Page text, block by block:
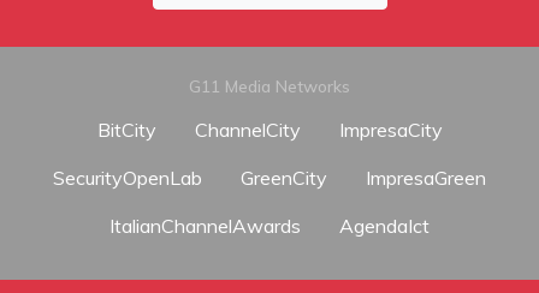
G11 Media Networks
BitCity ChannelCity
ImpresaCity
SecurityOpenLab
GreenCity
ImpresaGreen
ItalianChannelAwards
AgendaIct